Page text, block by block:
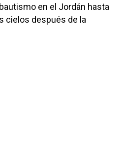
en el Jordán hasta
cielos después de la